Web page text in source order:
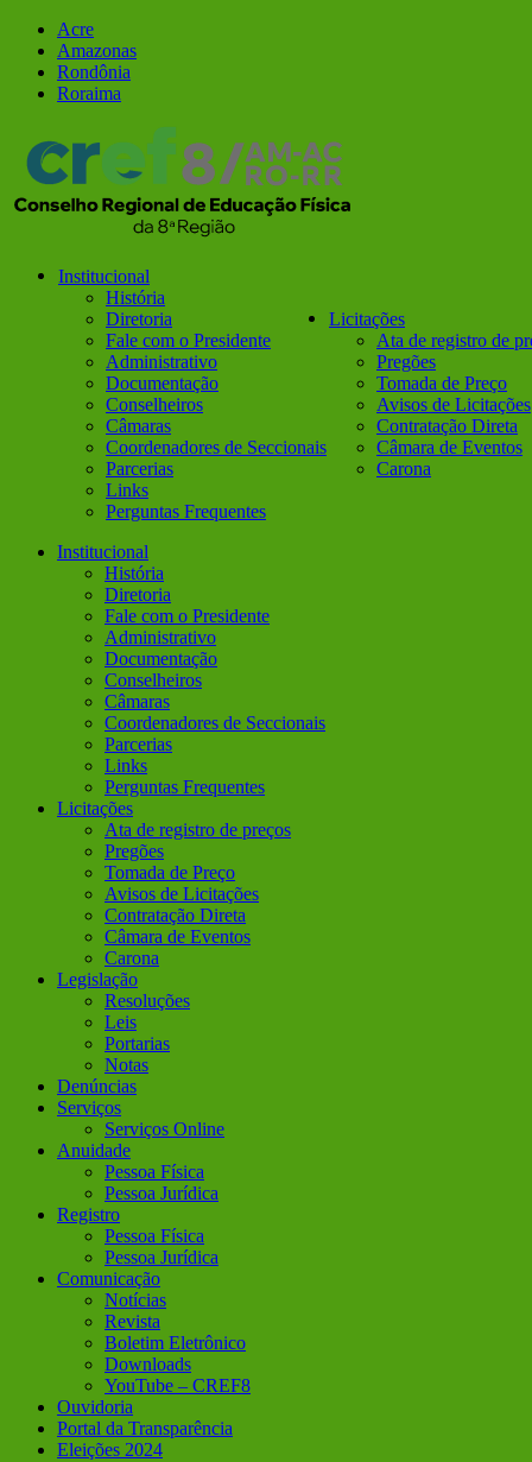
para
conteúdo
Facebook
Instagram
Acre
Amazonas
Rondônia
Roraima
Institucional
História
Diretoria
Fale com o Presidente
Administrativo
Documentação
Conselheiros
Câmaras
Coordenadores de Seccionais
Parcerias
Links
Perguntas Frequentes
Licitações
Ata de registro de
Pregões
Tomada de Preço
Avisos de Licitações
Contratação Direta
Câmara de Eventos
Carona
Institucional
História
Diretoria
Fale com o Presidente
Administrativo
Documentação
Conselheiros
Câmaras
Coordenadores de Seccionais
Parcerias
Links
Perguntas Frequentes
Licitações
Ata de registro de preços
Pregões
Tomada de Preço
Avisos de Licitações
Contratação Direta
Câmara de Eventos
Carona
Legislação
Resoluções
Leis
Portarias
Notas
Denúncias
Serviços
Serviços Online
Anuidade
Pessoa Física
Pessoa Jurídica
Registro
Pessoa Física
Pessoa Jurídica
Comunicação
Notícias
Revista
Boletim Eletrônico
Downloads
YouTube – CREF8
Ouvidoria
Portal da Transparência
Eleições 2024